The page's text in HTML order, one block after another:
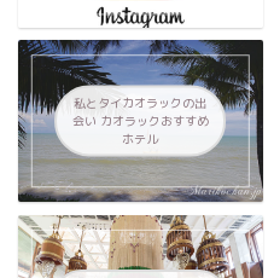
私とタイカオラックの出
会い カオラックおすすめ
ホテル